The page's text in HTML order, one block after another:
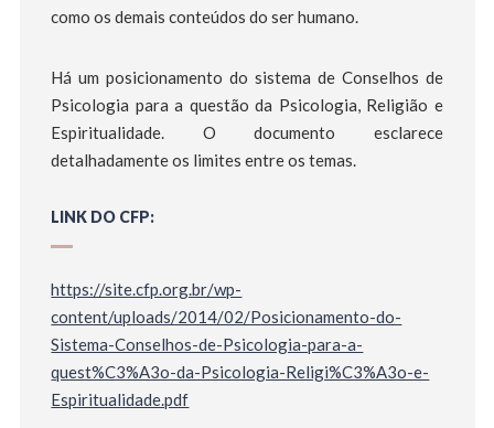
como os demais conteúdos do ser humano.
Há um posicionamento do sistema de Conselhos de
Psicologia para a questão da Psicologia, Religião e
Espiritualidade. O documento esclarece
detalhadamente os limites entre os temas.
LINK DO CFP:
https://site.cfp.org.br/wp-
content/uploads/2014/02/Posicionamento-do-
Sistema-Conselhos-de-Psicologia-para-a-
quest%C3%A3o-da-Psicologia-Religi%C3%A3o-e-
Espiritualidade.pdf